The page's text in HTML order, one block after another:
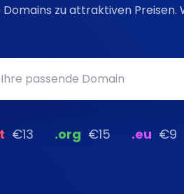
Domains zu attraktiven
€13 .org €15 .eu €9